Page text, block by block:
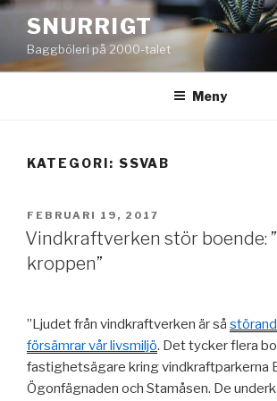
Hoppa
innehåll
SNURRIGT
Baggböleri på 2000-talet
Meny
KATEGORI: SSVAB
PUBLICERAT
FEBRUARI 19, 2017
Vindkraftverken stör boende:
kroppen”
”Ljudet från vindkraftverken är så
försämrar vår livsmiljö. Det tycker flera
fastighetsägare kring vindkraftparkerna
Ögonfägnaden och Stamåsen. De